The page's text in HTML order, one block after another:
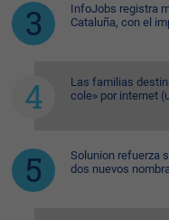
InfoJobs registra
Cataluña, con el
Las familias
cole» por internet
Solunion refuerza
dos nuevos